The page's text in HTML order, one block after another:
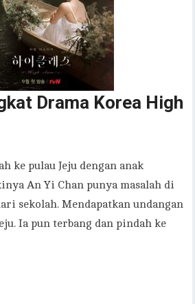
Drama Korea High
ke pulau Jeju dengan anak
An Yi Chan punya masalah di
sekolah. Mendapatkan undangan
Ia pun terbang dan pindah ke